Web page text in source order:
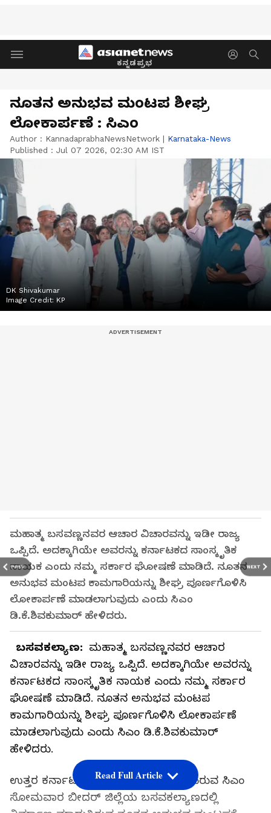
ಕನ್ನಡಪ್ರಭ
PREV NEXT
ನೂತನ ಅನುಭವ ಮಂಟಪ ಶೀಘ್ರ
ಲೋಕಾರ್ಪಣೆ : ಸಿಎಂ
Author : KannadaprabhaNewsNetwork | Karnataka-News
Published : Jul 07 2026, 02:30 AM IST
DK Shivakumar
Image Credit: KP
ಮಹಾತ್ಮ ಬಸವಣ್ಣನವರ ಆಚಾರ ವಿಚಾರವನ್ನು ಇಡೀ ರಾಜ್ಯ
ಒಪ್ಪಿದೆ. ಅದಕ್ಕಾಗಿಯೇ ಅವರನ್ನು ಕರ್ನಾಟಕದ ಸಾಂಸ್ಕೃತಿಕ
ನಾಯಕ ಎಂದು ನಮ್ಮ ಸರ್ಕಾರ ಘೋಷಣೆ ಮಾಡಿದೆ. ನೂತನ
ಅನುಭವ ಮಂಟಪ ಕಾಮಗಾರಿಯನ್ನು ಶೀಘ್ರ ಪೂರ್ಣಗೊಳಿಸಿ
ಲೋಕಾರ್ಪಣೆ ಮಾಡಲಾಗುವುದು ಎಂದು ಸಿಎಂ
ಡಿ.ಕೆ.ಶಿವಕುಮಾರ್ ಹೇಳಿದರು.
ಬಸವಕಲ್ಯಾಣ: ಮಹಾತ್ಮ ಬಸವಣ್ಣನವರ ಆಚಾರ
ವಿಚಾರವನ್ನು ಇಡೀ ರಾಜ್ಯ ಒಪ್ಪಿದೆ. ಅದಕ್ಕಾಗಿಯೇ ಅವರನ್ನು
ಕರ್ನಾಟಕದ ಸಾಂಸ್ಕೃತಿಕ ನಾಯಕ ಎಂದು ನಮ್ಮ ಸರ್ಕಾರ
ಘೋಷಣೆ ಮಾಡಿದೆ. ನೂತನ ಅನುಭವ ಮಂಟಪ
ಕಾಮಗಾರಿಯನ್ನು ಶೀಘ್ರ ಪೂರ್ಣಗೊಳಿಸಿ ಲೋಕಾರ್ಪಣೆ
ಮಾಡಲಾಗುವುದು ಎಂದು ಸಿಎಂ ಡಿ.ಕೆ.ಶಿವಕುಮಾರ್
ಹೇಳಿದರು.
ಉತ್ತರ ಕರ್ನಾಟಕ ಜಿಲ್ಲೆಗಳ ಪ್ರವಾಸ ಆರಂಭಿಸಿರುವ ಸಿಎಂ
ಸೋಮವಾರ ಬೀದರ್‌ ಜಿಲ್ಲೆಯ ಬಸವಕಲ್ಯಾಣದಲ್ಲಿ
Read Full Article